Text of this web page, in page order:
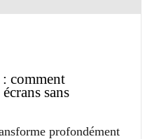
comment
sans
profondément